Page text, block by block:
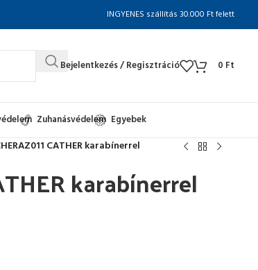
INGYENES szállítás 30.000 Ft felett
Bejelentkezés / Regisztráció 0 Ft
Zuhanásvédelem Egyebek
CATHER karabínerrel
karabínerrel